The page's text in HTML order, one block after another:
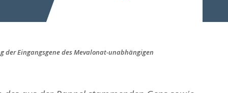
der Eingangsgene des Mevalonat-unabhängigen